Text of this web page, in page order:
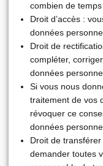
combien de
Droit d’accès :
données
Droit de
compléter,
données
Si vous nous
traitement de vos
révoquer ce
données
Droit de
demander toutes